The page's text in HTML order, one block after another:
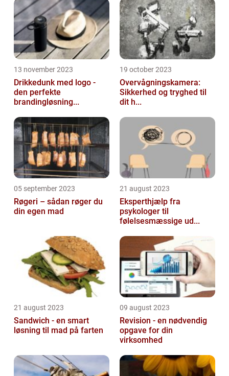
13 november 2023
Drikkedunk med logo -
den perfekte
brandingløsning...
19 october 2023
Overvågningskamera:
Sikkerhed og tryghed til
dit h...
05 september 2023
Røgeri – sådan røger du
din egen mad
21 august 2023
Eksperthjælp fra
psykologer til
følelsesmæssige ud...
21 august 2023
Sandwich - en smart
løsning til mad på farten
09 august 2023
Revision - en nødvendig
opgave for din
virksomhed